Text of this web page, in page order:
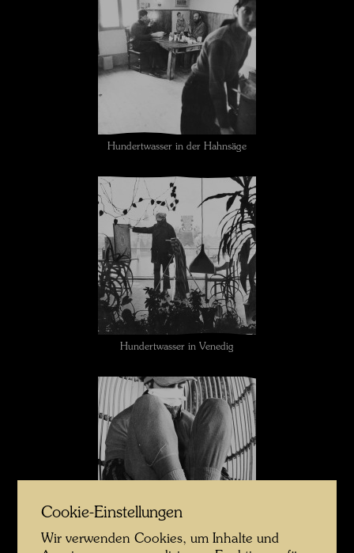
Hundertwasser in der Hahnsäge
Hundertwasser in Venedig
Hundertwasser in Venedig
Cookie-Einstellungen
Wir verwenden Cookies, um Inhalte und